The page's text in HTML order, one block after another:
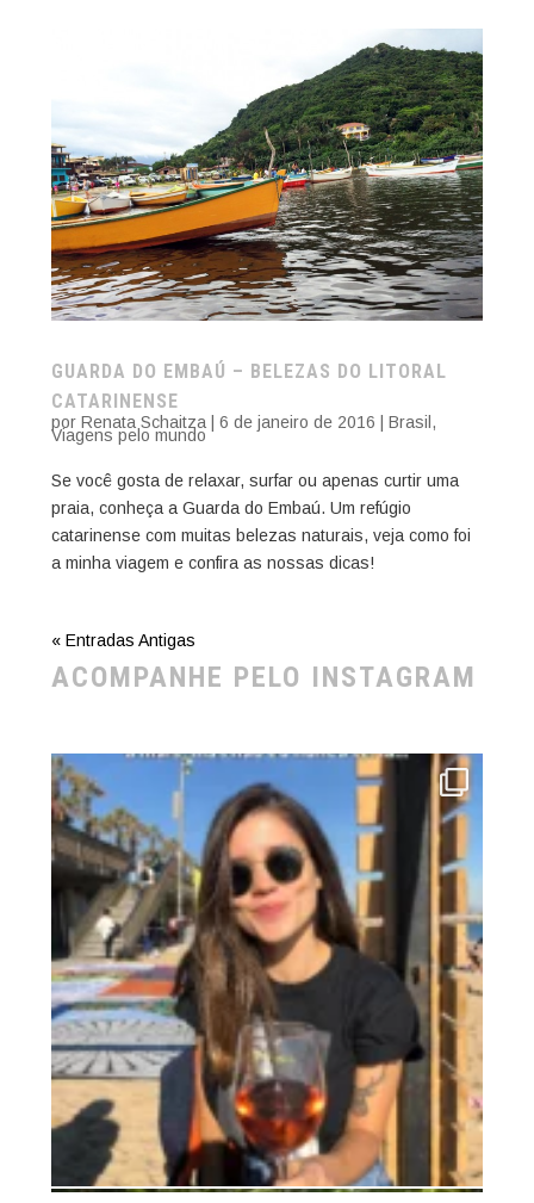
GUARDA DO EMBAÚ – BELEZAS DO LITORAL
CATARINENSE
por Renata Schaitza| 6 de janeiro de 2016 Brasil ,
Viagens pelo mundo
Se você gosta de relaxar, surfar ou apenas curtir uma
praia, conheça a Guarda do Embaú. Um refúgio
catarinense com muitas belezas naturais, veja como foi
a minha viagem e confira as nossas dicas!
« Entradas Antigas
ACOMPANHE PELO INSTAGRAM